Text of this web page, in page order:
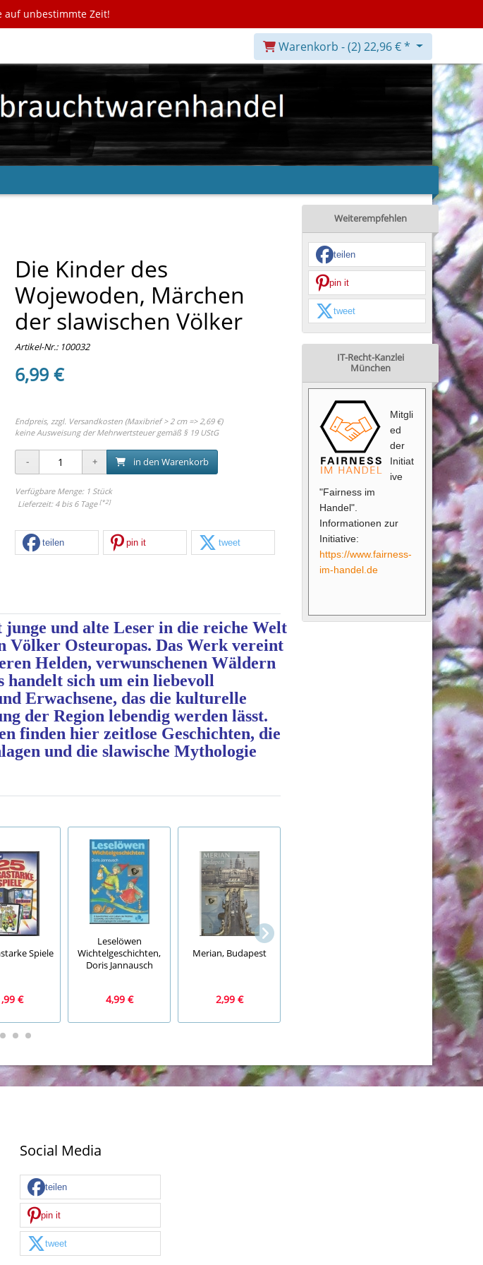
auf unbestimmte Zeit!
Warenkorb -(2) 22,96 € *
Die Kinder des
Wojewoden, Märchen
der slawischen Völker
Artikel-Nr.: 100032
6,99 €
Endpreis, zzgl. Versandkosten (Maxibrief > 2 cm => 2,69 €)
keine Ausweisung der Mehrwertsteuer gemäß § 19 UStG
in den Warenkorb
Verfügbare Menge: 1 Stück
Lieferzeit: 4 bis 6 Tage [*2]
teilen pin it tweet
und alte Leser in die reiche Welt
Völker Osteuropas. Das Werk vereint
Helden, verwunschenen Wäldern
handelt sich um ein liebevoll
Erwachsene, das die kulturelle
der Region lebendig werden lässt.
finden hier zeitlose Geschichten, die
und die slawische Mythologie
Spiele
€
Leselöwen
Wichtelgeschichten,
Doris Jannausch
4,99 €
Merian, Budapest
2,99 €
Zeit für Kinder,
für uns,
MC
12,99 €
Weiterempfehlen
teilen
pin it
tweet
IT-Recht-Kanzlei
München
Mitgli
ed
der
Initiat
ive
"Fairness im
Handel".
Informationen zur
Initiative:
https://www.fairness-
im-handel.de
Social Media
teilen
pin it
tweet